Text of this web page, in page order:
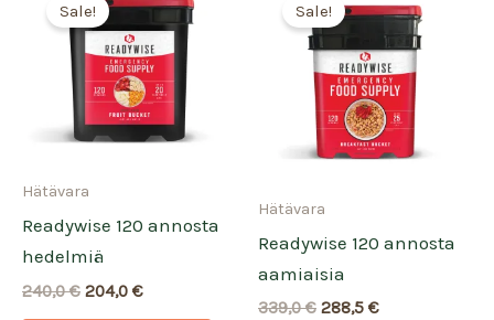
Sale!
Hätävara
Readywise 120 annosta
hedelmiä
240,0€ Alkuperäinen
204,0 €Nykyinen
Sale!
Hätävara
Readywise 120 annosta
aamiaisia
339,0€ Alkuperäinen
288,5 €Nykyinen